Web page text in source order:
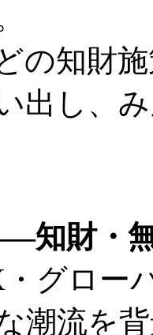
の知財
出し、
知財・
グロー
潮流を